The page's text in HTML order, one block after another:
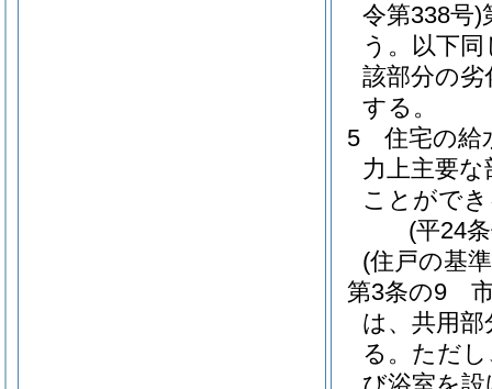
令第338号)
う。以下同
該部分の
する。
5
住宅の給
力上主要
ことがで
(平24
(住戸の基
第3条の9
は、共用
る。 ただ